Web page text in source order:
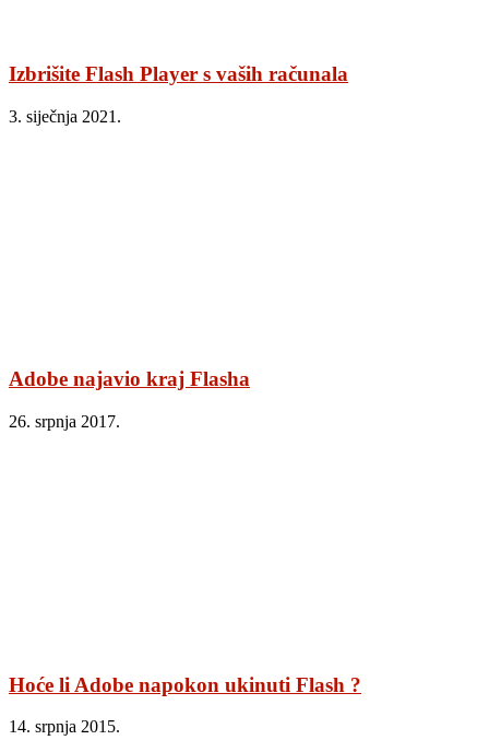
Izbrišite Flash Player s vaših računala
3. siječnja 2021.
Adobe najavio kraj Flasha
26. srpnja 2017.
Hoće li Adobe napokon ukinuti Flash ?
14. srpnja 2015.